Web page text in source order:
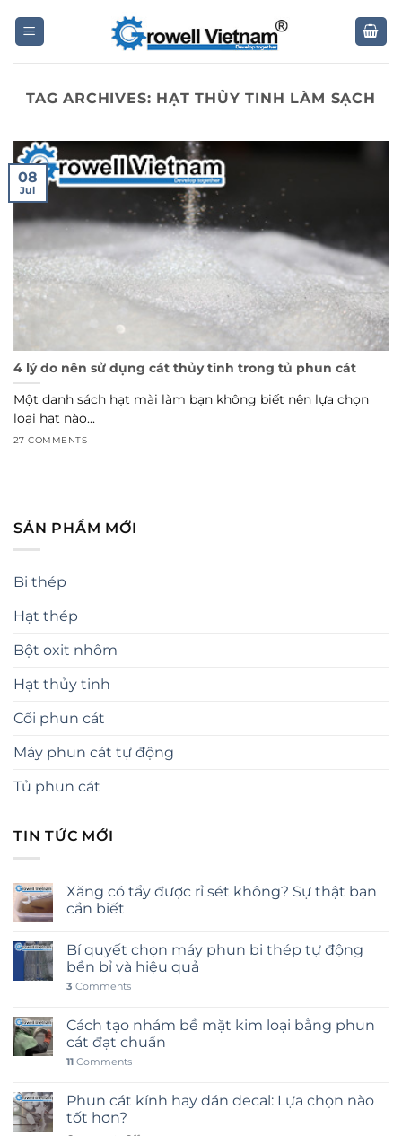
TAG ARCHIVES: HẠT THỦY TINH LÀM SẠCH
SẢN PHẨM MỚI
Bi thép
Hạt thép
Bột oxit nhôm
Hạt thủy tinh
Cối phun cát
Máy phun cát tự động
Tủ phun cát
TIN TỨC MỚI
Xăng có tẩy được rỉ sét không? Sự thật bạn
cần biết
Bí quyết chọn máy phun bi thép tự động
bền bỉ và hiệu quả
3 Comments
Cách tạo nhám bề mặt kim loại bằng phun
cát đạt chuẩn
11 Comments
Phun cát kính hay dán decal: Lựa chọn nào
tốt hơn?
4 lý do nên sử dụng cát thủy tinh trong tủ phun cát
Một danh sách hạt mài làm bạn không biết nên lựa chọn
loại hạt nào...
27 COMMENTS
08
Jul